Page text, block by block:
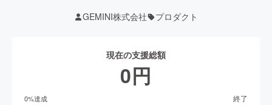
GEMINI株式会社 プロダクト
現在の支援総額
0円
0%達成 終了